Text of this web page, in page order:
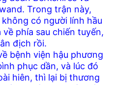
Trong trận này,
có người lính hầu
phía sau chiến tuyến,
địch rồi.
bệnh viện hậu phương
phục dần, và lúc đó
hiên, thì lại bị thương